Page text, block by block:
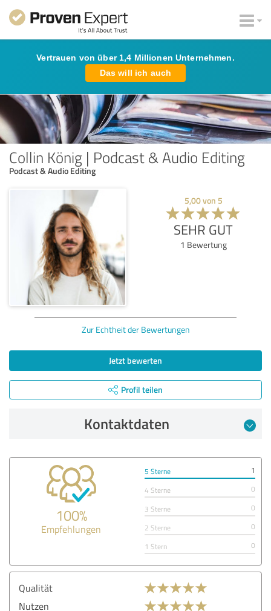
Vertrauen von über 1,4 Millionen Unternehmen.
Das will ich auch
Collin König | Podcast & Audio Editing
Podcast & Audio Editing
5,00von 5
SEHR GUT
1 Bewertung
Zur Echtheit der Bewertungen
Jetzt bewerten
Profil teilen
Kontaktdaten
100%
Empfehlungen
5 Sterne
1
4 Sterne
0
3 Sterne
0
2 Sterne
0
1 Stern
0
Qualität
Nutzen